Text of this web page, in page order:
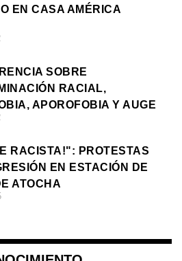
EN CASA AMÉRICA
SOBRE
RACIAL,
APOROFOBIA Y AUGE
EN EUROPA
RACISTA!": PROTESTAS
EN ESTACIÓN DE
ATOCHA